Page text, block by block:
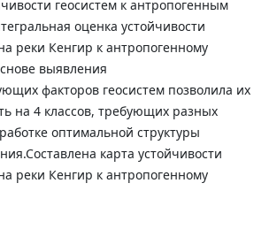
геосистем к антропогенным
оценка устойчивости
реки Кенгир к антропогенному
выявления
факторов геосистем позволила их
на 4 классов, требующих разных
оптимальной структуры
карта устойчивости
реки Кенгир к антропогенному